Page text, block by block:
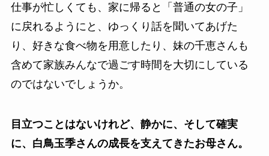
仕事が忙しくても、家に帰ると「普通の女の子」
に戻れるようにと、ゆっくり話を聞いてあげた
り、好きな食べ物を用意したり、妹の千恵さんも
含めて家族みんなで過ごす時間を大切にしている
のではないでしょうか。
目立つことはないけれど、静かに、そして確実
に、白鳥玉季さんの成長を支えてきたお母さん。